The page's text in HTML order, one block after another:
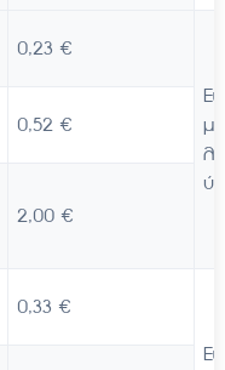
0,23 €
0,52 €
2,00 €
0,33 €